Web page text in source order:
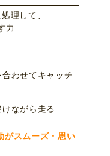
理して、
力
わせてキャッチ
ながら走る
がスムーズ・思い